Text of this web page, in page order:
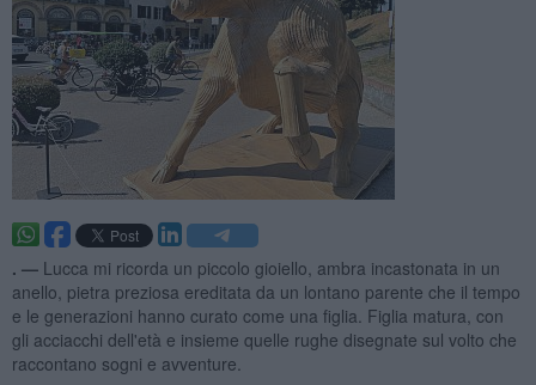
​. — Lucca mi ricorda un piccolo gioiello, ambra incastonata in un
anello, pietra preziosa ereditata da un lontano parente che il tempo
e le generazioni hanno curato come una figlia. Figlia matura, con
gli acciacchi dell'età e insieme quelle rughe disegnate sul volto che
raccontano sogni e avventure.